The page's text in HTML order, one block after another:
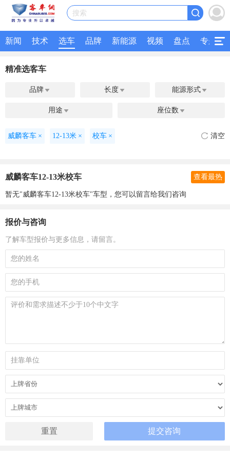
搜索
新闻 技术 选车 品牌 新能源 视频 盘点 专题
精准选客车
品牌  长度  能源形式 
用途  座位数 
威麟客车 × 12-13米 × 校车 × 清空
威麟客车12-13米校车 查看最热
暂无"威麟客车12-13米校车"车型，您可以留言给我们咨询
报价与咨询
了解车型报价与更多信息，请留言。